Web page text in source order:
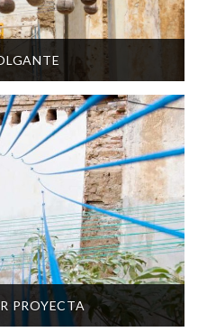
PROYECTA